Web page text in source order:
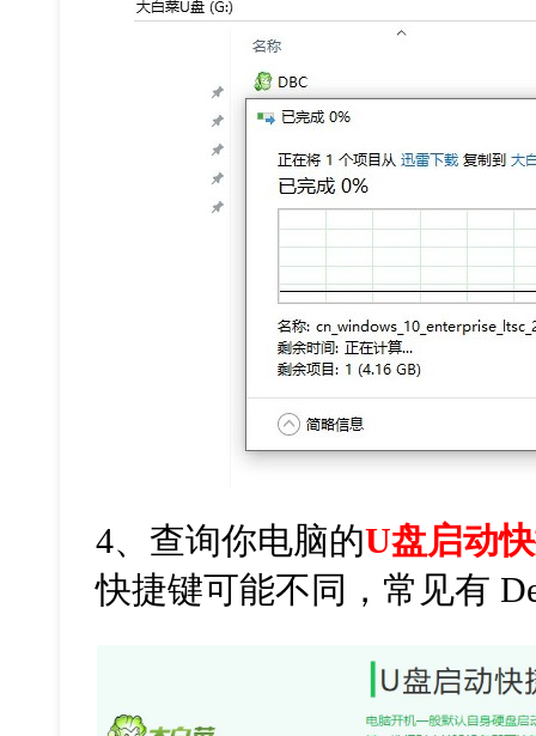
4、查询你电脑的U盘启动
快捷键可能不同，常见有